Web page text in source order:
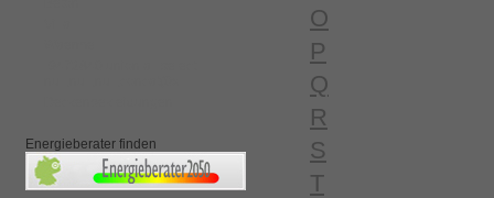
Energieberater finden
O
P
Q
R
S
T